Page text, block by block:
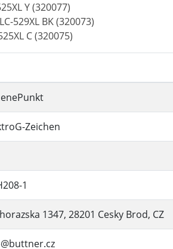
Y (320077)
529XL BK (320073)
C (320075)
Zeichen
1
1347, 28201 Cesky Brod, CZ